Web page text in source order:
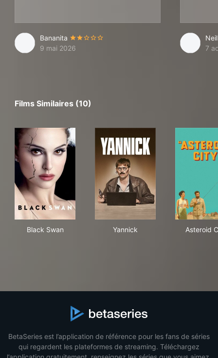
Bananita
9 mai 2026
7
Films Similaires (10)
Black Swan Yannick Asteroid
BetaSeries est l’application de référence pour les fans de séries
qui regardent les plateformes de streaming. Téléchargez